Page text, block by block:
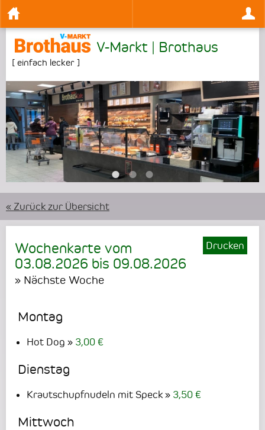
V-Markt | Brothaus
[ einfach lecker ]
•••
« Zurück zur Übersicht
Drucken
Wochenkarte vom
03.08.2026 bis 09.08.2026
» Nächste Woche
Montag
Hot Dog 3,00 €
Dienstag
Krautschupfnudeln mit Speck 3,50 €
Mittwoch